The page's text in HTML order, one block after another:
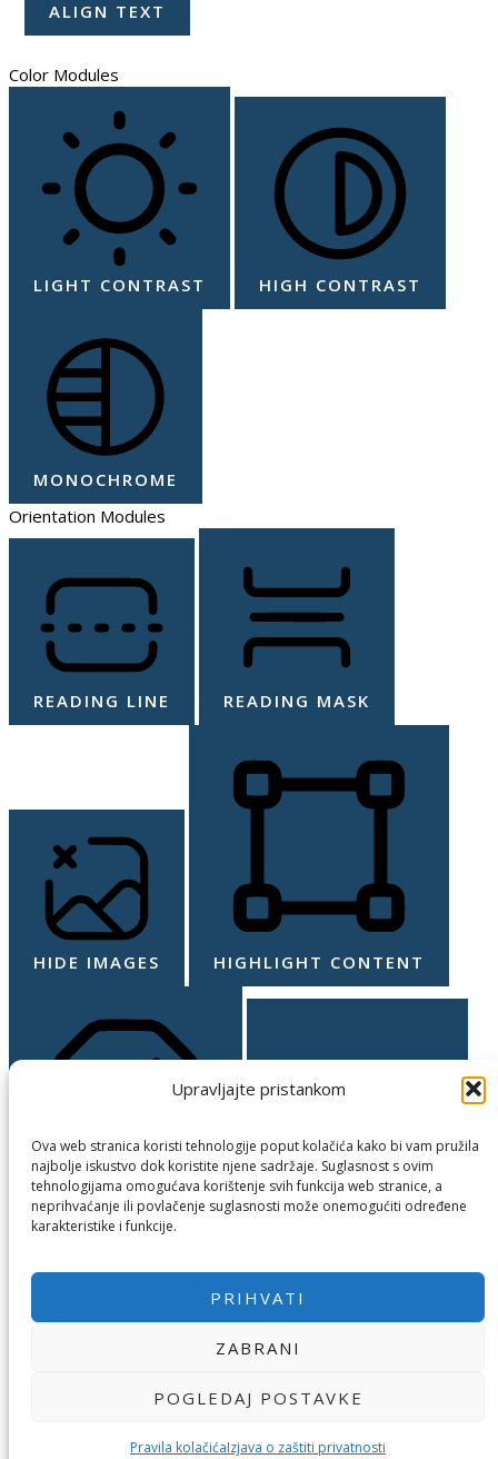
Upravljajte pristankom
Ova web stranica koristi tehnologije poput kolačića kako bi vam pružila
najbolje iskustvo dok koristite njene sadržaje. Suglasnost s ovim
tehnologijama omogućava korištenje svih funkcija web stranice, a
neprihvaćanje ili povlačenje suglasnosti može onemogućiti određene
karakteristike i funkcije.
PRIHVATI
ZABRANI
POGLEDAJ POSTAVKE
Pravila kolačićaIzjava o zaštiti privatnosti
ALIGN TEXT
Color Modules
LIGHT CONTRAST HIGH CONTRAST
MONOCHROME
Orientation Modules
READING LINE READING MASK
HIDE IMAGES HIGHLIGHT CONTENT
STOP ANIMATIONS
HIGHLIGHT LINKS
Skip To Content
RESET SETTINGS